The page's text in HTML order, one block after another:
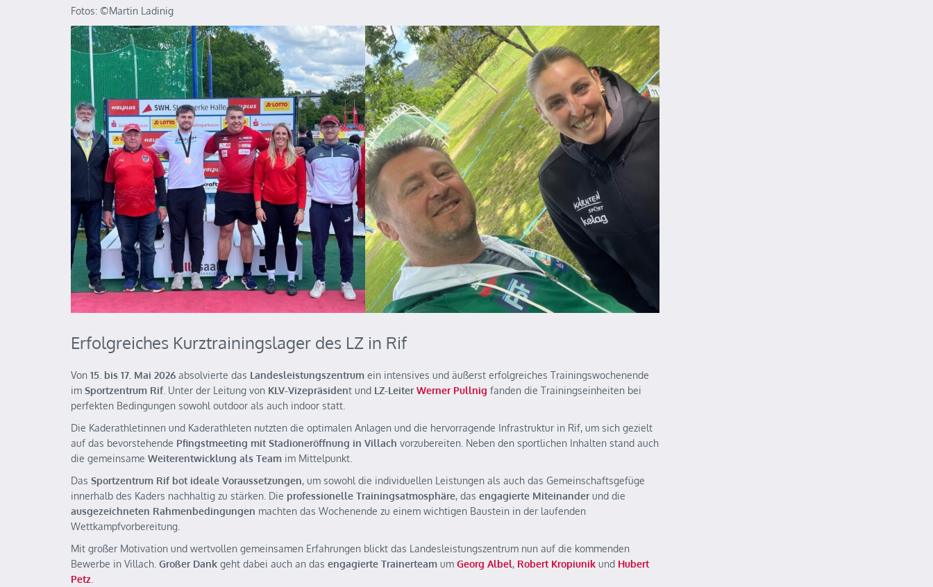
Fotos: ©️Martin Ladinig
Erfolgreiches Kurztrainingslager des LZ in Rif
Von 15. bis 17. Mai 2026 absolvierte das Landesleistungszentrum ein intensives und äußerst erfolgreiches Trainingswochenende
im Sportzentrum Rif. Unter der Leitung von KLV-Vizepräsident und LZ-LeiterWerner Pullnig fanden die Trainingseinheiten bei
perfekten Bedingungen sowohl outdoor als auch indoor statt.
Die Kaderathletinnen und Kaderathleten nutzten die optimalen Anlagen und die hervorragende Infrastruktur in Rif, um sich gezielt
auf das bevorstehende Pfingstmeeting mit Stadioneröffnung in Villach vorzubereiten. Neben den sportlichen Inhalten stand auch
die gemeinsame Weiterentwicklung als Team im Mittelpunkt.
Das Sportzentrum Rif bot ideale Voraussetzungen, um sowohl die individuellen Leistungen als auch das Gemeinschaftsgefüge
innerhalb des Kaders nachhaltig zu stärken. Die professionelle Trainingsatmosphäre, das engagierte Miteinanderund die
ausgezeichneten Rahmenbedingungen machten das Wochenende zu einem wichtigen Baustein in der laufenden
Wettkampfvorbereitung.
Mit großer Motivation und wertvollen gemeinsamen Erfahrungen blickt das Landesleistungszentrum nun auf die kommenden
Bewerbe in Villach. Großer Dank geht dabei auch an das engagierte Trainerteam um Georg Albel, Robert Kropiunik und Hubert
Petz